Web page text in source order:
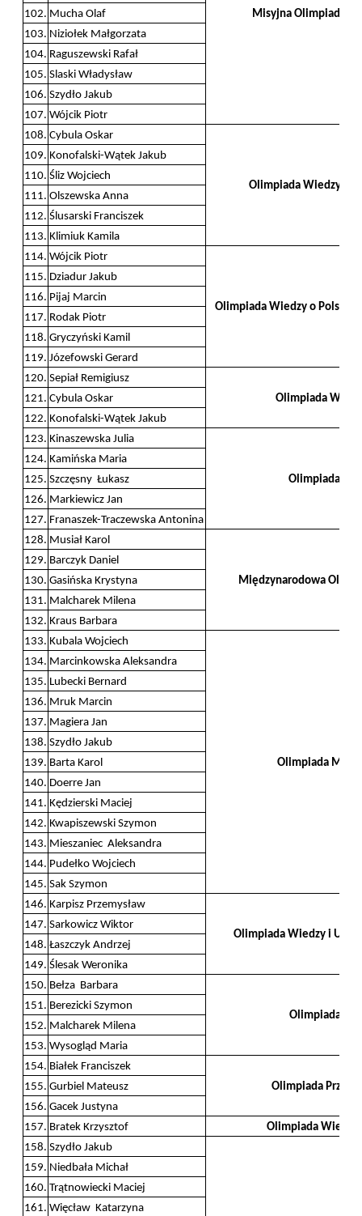
Misyjna Olimpiada
102. Mucha Olaf
103. Niziołek Małgorzata
104. Raguszewski Rafał
105. Slaski Władysław
106. Szydło Jakub
107. Wójcik Piotr
108. Cybula Oskar
Olimpiada Wiedzy o
109. Konofalski-Wątek Jakub
110. Śliz Wojciech
111. Olszewska Anna
112. Ślusarski Franciszek
113. Klimiuk Kamila
114. Wójcik Piotr
Olimpiada Wiedzy o Polsce i
115. Dziadur Jakub
116. Pijaj Marcin
117. Rodak Piotr
118. Gryczyński Kamil
119. Józefowski Gerard
120. Sepiał Remigiusz
Olimpiada
121. Cybula Oskar
122. Konofalski-Wątek Jakub
123. Kinaszewska Julia
Olimpiada
124. Kamińska Maria
125. Szczęsny Łukasz
126. Markiewicz Jan
127. Franaszek-Traczewska Antonina
128. Musiał Karol
Międzynarodowa
129. Barczyk Daniel
130. Gasińska Krystyna
131. Malcharek Milena
132. Kraus Barbara
133. Kubala Wojciech
Olimpiada
134. Marcinkowska Aleksandra
135. Lubecki Bernard
136. Mruk Marcin
137. Magiera Jan
138. Szydło Jakub
139. Barta Karol
140. Doerre Jan
141. Kędzierski Maciej
142. Kwapiszewski Szymon
143. Mieszaniec Aleksandra
144. Pudełko Wojciech
145. Sak Szymon
146. Karpisz Przemysław
Olimpiada Wiedzy i
147. Sarkowicz Wiktor
148. Łaszczyk Andrzej
149. Ślesak Weronika
150. Bełza Barbara
Olimpiada
151. Berezicki Szymon
152. Malcharek Milena
153. Wysogląd Maria
154. Białek Franciszek
Olimpiada
155. Gurbiel Mateusz
156. Gacek Justyna
157. Bratek Krzysztof
Olimpiada Wiedzy
158. Szydło Jakub
159. Niedbała Michał
160. Trątnowiecki Maciej
161. Więcław Katarzyna